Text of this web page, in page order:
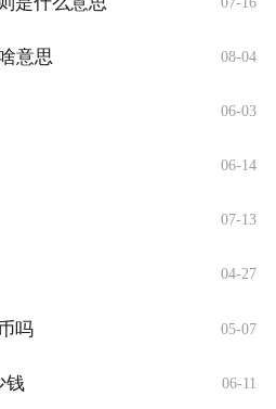
意思 08-04
06-03
06-14
07-13
04-27
吗 05-07
钱 06-11